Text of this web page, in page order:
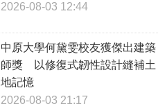
2026-08-03 12:44
中原大學何黛雯校友獲傑出建築
師獎 以修復式韌性設計縫補土
地記憶
2026-08-03 21:17